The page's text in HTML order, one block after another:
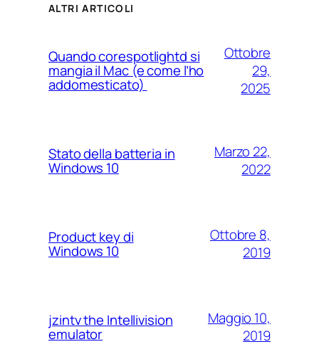
ALTRI ARTICOLI
Quando corespotlightd si
mangia il Mac (e come l’ho
addomesticato)
Ottobre
29,
2025
Stato della batteria in
Windows 10
Marzo 22,
2022
Product key di
Windows 10
Ottobre 8,
2019
jzintv the Intellivision
emulator
Maggio 10,
2019